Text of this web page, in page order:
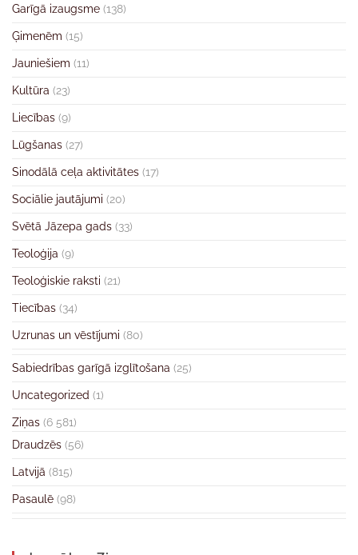
Garīgā izaugsme (138)
Ģimenēm (15)
Jauniešiem (11)
Kultūra (23)
Liecības (9)
Lūgšanas (27)
Sinodālā ceļa aktivitātes (17)
Sociālie jautājumi (20)
Svētā Jāzepa gads (33)
Teoloģija (9)
Teoloģiskie raksti (21)
Tiecības (34)
Uzrunas un vēstījumi (80)
Sabiedrības garīgā izglītošana (25)
Uncategorized (1)
Ziņas (6 581)
Draudzēs (56)
Latvijā (815)
Pasaulē (98)